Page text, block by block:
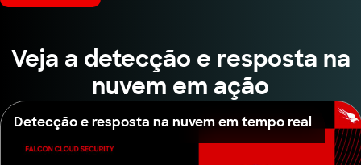
Veja a detecção e resposta na
nuvem em ação
Detecção e resposta na nuvem em tempo real